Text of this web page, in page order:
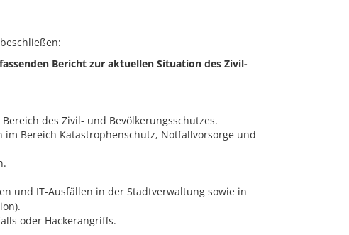
Bericht zur aktuellen Situation des Zivil-
des Zivil- und Bevölkerungsschutzes.
Bereich Katastrophenschutz, Notfallvorsorge und
und IT-Ausfällen in der Stadtverwaltung sowie in
oder Hackerangriffs.